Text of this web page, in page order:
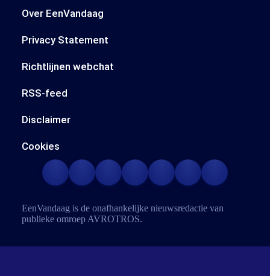
Over EenVandaag
Privacy Statement
Richtlijnen webchat
RSS-feed
Disclaimer
Cookies
EenVandaag is de onafhankelijke nieuwsredactie van
publieke omroep AVROTROS.